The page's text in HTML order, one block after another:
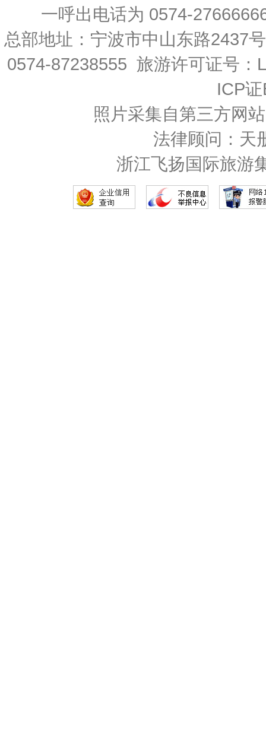
一呼出电话为 0574-
总部地址：宁波市中山东路2437
0574-87238555 旅游许可证号
ICP
照片采集自第三方网
法律顾问：天
浙江飞扬国际旅游